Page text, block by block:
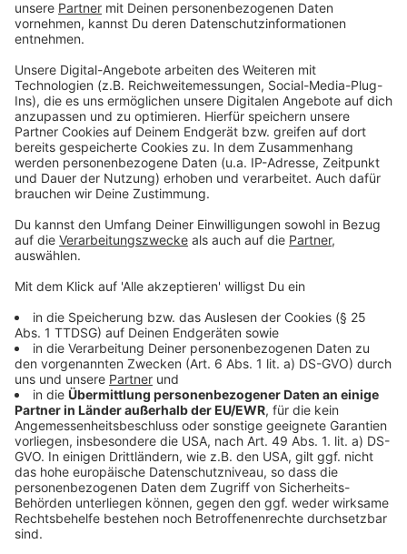
davor, in den Rhein zu gehen. Nach Angaben der
Beamten kann selbst flaches Wasser lebensgefährlich
weiteren Vorfall gegeben. Dabei musste ein 40-
jähriger Düsseldorfer reanimiert werden.
Anzeige
Weitere Infos und Links zum Thema
Anzeige
Die Präventionskampagne Rhein.rein.tot
40-Jähriger nach Unfall am Rhein reanimiert
So warnt die Wasserschutzpolizei
Badeverbot: Kontrollen und Einsätze am Rhein
Anzeige
Folge uns für mehr News & Updates:
Anzeige